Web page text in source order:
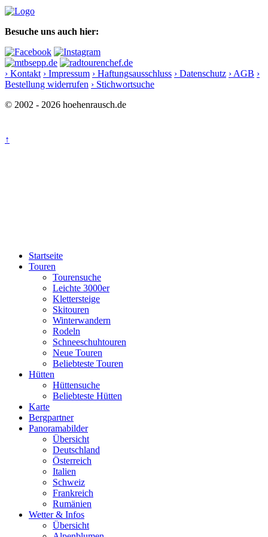
Besuche uns auch hier:
› Kontakt › Impressum › Haftungsausschluss › Datenschutz › AGB ›
Bestellung widerrufen › Stichwortsuche
© 2002 - 2026 hoehenrausch.de
↑
Startseite
Touren
Tourensuche
Leichte 3000er
Klettersteige
Skitouren
Winterwandern
Rodeln
Schneeschuhtouren
Neue Touren
Beliebteste Touren
Hütten
Hüttensuche
Beliebteste Hütten
Karte
Bergpartner
Panoramabilder
Übersicht
Deutschland
Österreich
Italien
Schweiz
Frankreich
Rumänien
Wetter & Infos
Übersicht